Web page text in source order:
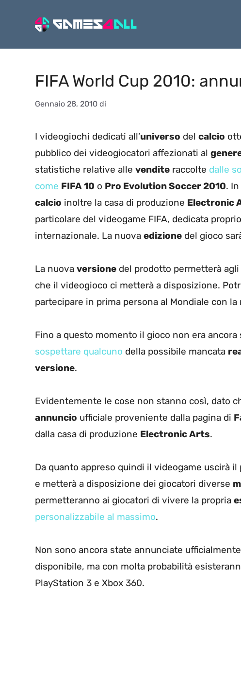
FIFA World Cup 2010:
Gennaio 28, 2010 di
I videogiochi dedicati all’universo del calcio
pubblico dei videogiocatori affezionati al
statistiche relative alle vendite raccolte dalle
come FIFA 10 o Pro Evolution Soccer 2010.
calcio inoltre la casa di produzione Electronic
particolare del videogame FIFA, dedicata
internazionale. La nuova edizione del gioco
La nuova versione del prodotto permetterà
che il videogioco ci metterà a disposizione.
partecipare in prima persona al Mondiale con la
Fino a questo momento il gioco non era ancora
sospettare qualcuno della possibile mancata
versione.
Evidentemente le cose non stanno così, dato
annuncio ufficiale proveniente dalla pagina di
dalla casa di produzione Electronic Arts.
Da quanto appreso quindi il videogame uscirà
e metterà a disposizione dei giocatori diverse
permetteranno ai giocatori di vivere la propria
personalizzabile al massimo.
Non sono ancora state annunciate
disponibile, ma con molta probabilità
PlayStation 3 e Xbox 360.